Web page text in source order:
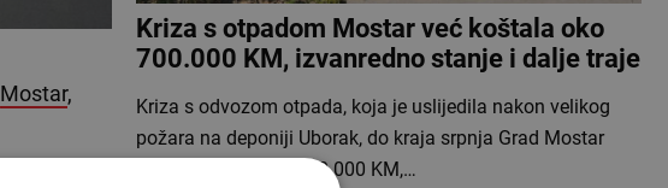
Mostar,
Kriza s otpadom Mostar već koštala oko
700.000 KM, izvanredno stanje i dalje traje
Kriza s odvozom otpada, koja je uslijedila nakon velikog
požara na deponiji Uborak, do kraja srpnja Grad Mostar
stajala je približno 700.000 KM,…